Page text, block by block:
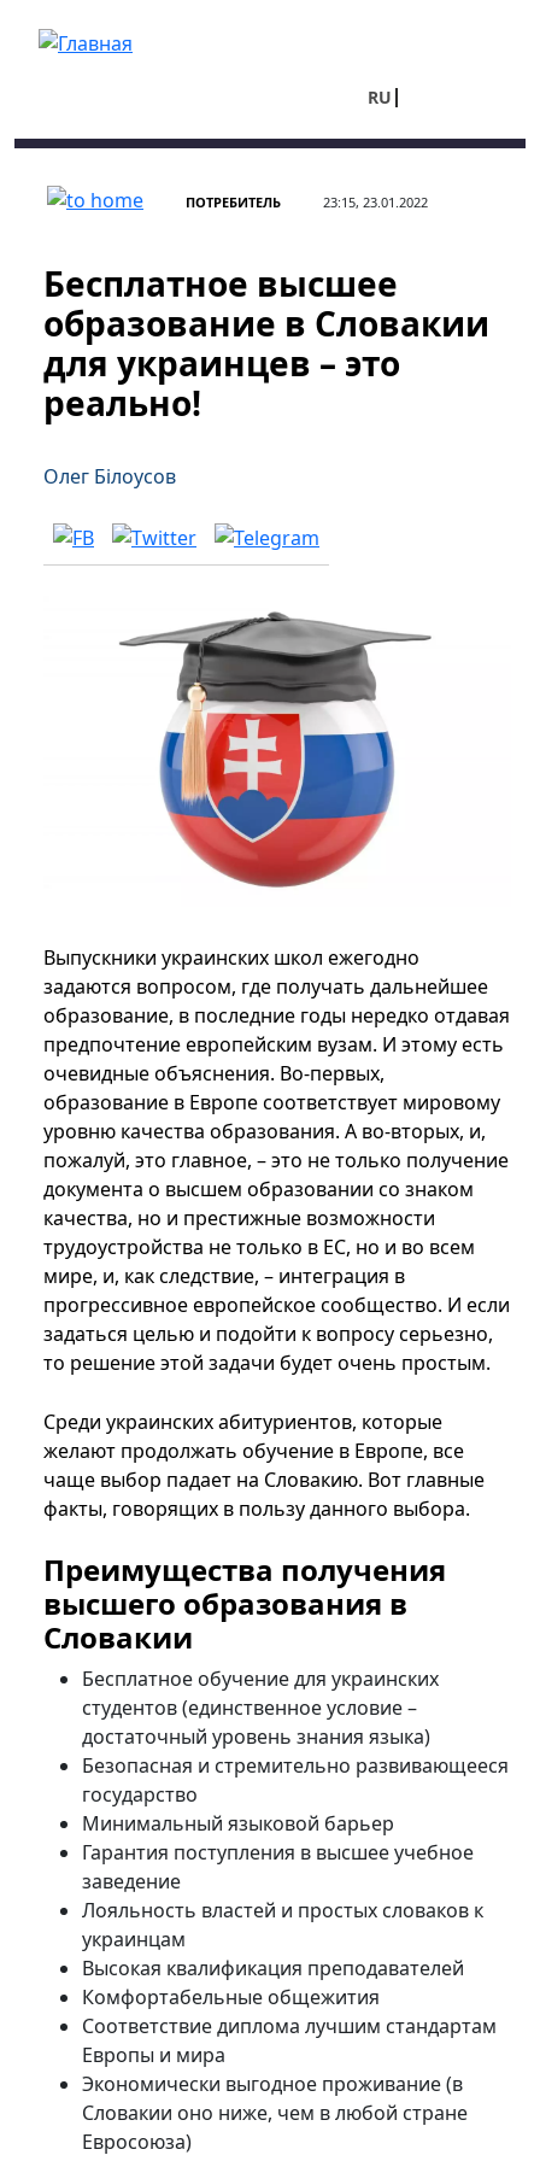
RU
ПОТРЕБИТЕЛЬ 23:15, 23.01.2022
Бесплатное высшее
образование в Словакии
для украинцев – это
реально!
Олег Білоусов
Выпускники украинских школ ежегодно
задаются вопросом, где получать дальнейшее
образование, в последние годы нередко отдавая
предпочтение европейским вузам. И этому есть
очевидные объяснения. Во-первых,
образование в Европе соответствует мировому
уровню качества образования. А во-вторых, и,
пожалуй, это главное, – это не только получение
документа о высшем образовании со знаком
качества, но и престижные возможности
трудоустройства не только в ЕС, но и во всем
мире, и, как следствие, – интеграция в
прогрессивное европейское сообщество. И если
задаться целью и подойти к вопросу серьезно,
то решение этой задачи будет очень простым.
Среди украинских абитуриентов, которые
желают продолжать обучение в Европе, все
чаще выбор падает на Словакию. Вот главные
факты, говорящих в пользу данного выбора.
Преимущества получения
высшего образования в
Словакии
Бесплатное обучение для украинских
студентов (единственное условие –
достаточный уровень знания языка)
Безопасная и стремительно развивающееся
государство
Минимальный языковой барьер
Гарантия поступления в высшее учебное
заведение
Лояльность властей и простых словаков к
украинцам
Высокая квалификация преподавателей
Комфортабельные общежития
Соответствие диплома лучшим стандартам
Европы и мира
Экономически выгодное проживание (в
Словакии оно ниже, чем в любой стране
Евросоюза)